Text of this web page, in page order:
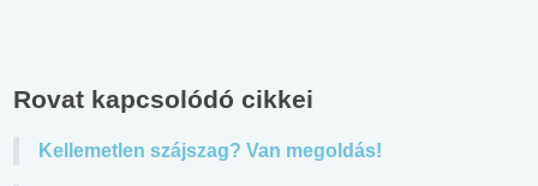
Rovat kapcsolódó cikkei
Kellemetlen szájszag? Van megoldás!